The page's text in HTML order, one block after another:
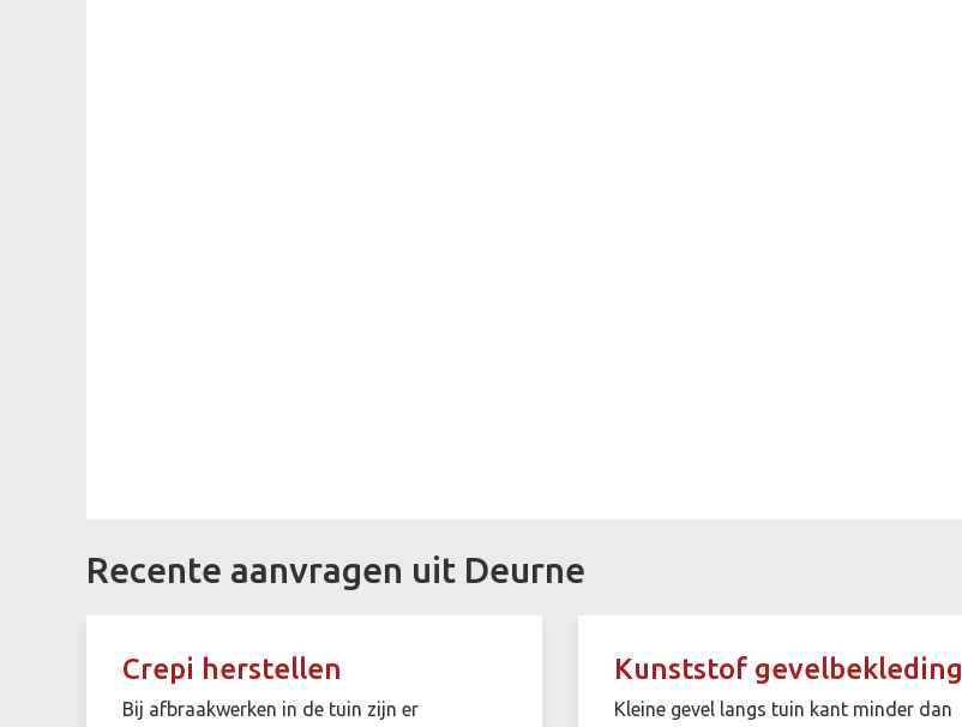
Recente aanvragen uit Deurne
Crepi herstellen
Bij afbraakwerken in de tuin zijn er
Kunststof gevelbekleding
Kleine gevel langs tuin kant minder dan